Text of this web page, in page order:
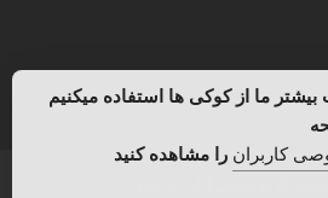
گروه صنعتی آران خم نورد
بیشتر ما از کوکی ها استفاده میکنیم
کاربران را مشاهده کنید